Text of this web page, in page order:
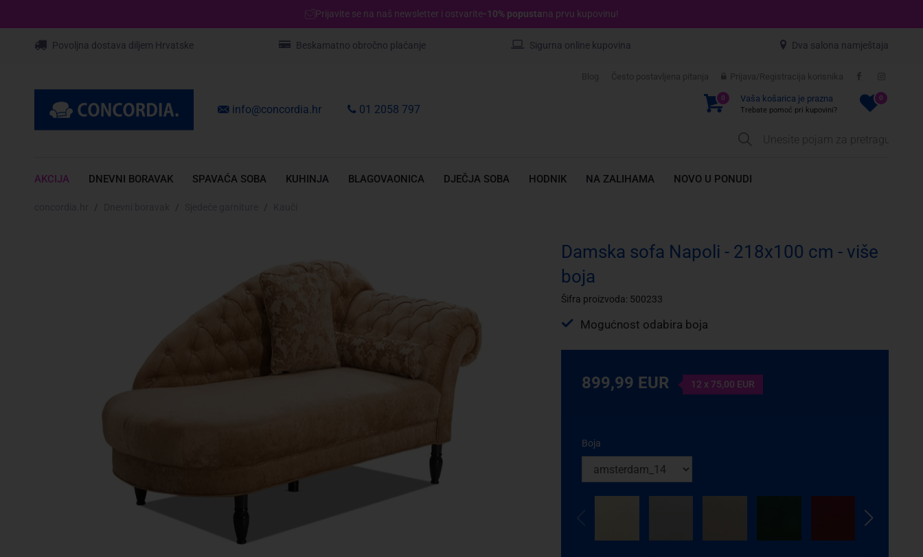
Prijavite se na naš newsletter i ostvarite-10% popustana prvu kupovinu!
Povoljna dostava diljem Hrvatske Beskamatno obročno plaćanje Sigurna online kupovina Dva salona namještaja
Blog Često postavljena pitanja Prijava/Registracija korisnika
0 Vaša košarica je prazna
Trebate pomoć pri kupovini?
0
info@concordia.hr 01 2058 797
AKCIJA DNEVNI BORAVAK SPAVAĆA SOBA KUHINJA BLAGOVAONICA DJEČJA SOBA HODNIK NA ZALIHAMA NOVO U PONUDI
Damska sofa Napoli - 218x100 cm - više
boja
Šifra proizvoda: 500233
Mogućnost odabira boja
899,99 EUR 12 x 75,00 EUR
Boja